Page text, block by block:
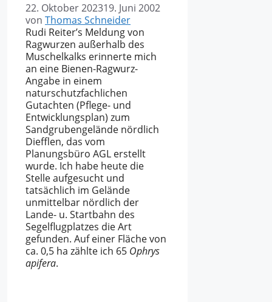
22. Oktober 202319. Juni 2002
von Thomas Schneider
Rudi Reiter’s Meldung von
Ragwurzen außerhalb des
Muschelkalks erinnerte mich
an eine Bienen-Ragwurz-
Angabe in einem
naturschutzfachlichen
Gutachten (Pflege- und
Entwicklungsplan) zum
Sandgrubengelände nördlich
Diefflen, das vom
Planungsbüro AGL erstellt
wurde. Ich habe heute die
Stelle aufgesucht und
tatsächlich im Gelände
unmittelbar nördlich der
Lande- u. Startbahn des
Segelflugplatzes die Art
gefunden. Auf einer Fläche von
ca. 0,5 ha zählte ich 65 Ophrys
apifera.